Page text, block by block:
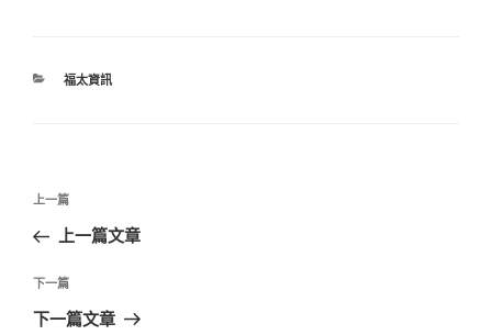
分
福太資訊
文
導
覽
上
一
文
章
上一篇
上一篇文章
下
一
下一篇
下一篇文章